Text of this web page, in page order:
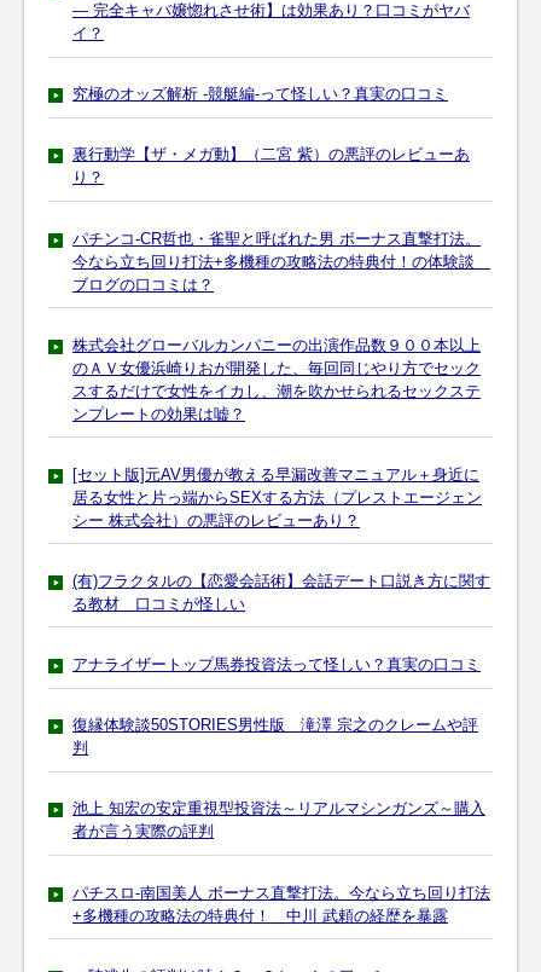
― 完全キャバ嬢惚れさせ術】は効果あり？口コミがヤバ
イ？
究極のオッズ解析 -競艇編-って怪しい？真実の口コミ
裏行動学【ザ・メガ動】（二宮 紫）の悪評のレビューあ
り？
パチンコ-CR哲也・雀聖と呼ばれた男 ボーナス直撃打法。
今なら立ち回り打法+多機種の攻略法の特典付！の体験談
ブログの口コミは？
株式会社グローバルカンパニーの出演作品数９００本以上
のＡＶ女優浜崎りおが開発した、毎回同じやり方でセック
スするだけで女性をイカし、潮を吹かせられるセックステ
ンプレートの効果は嘘？
[セット版]元AV男優が教える早漏改善マニュアル＋身近に
居る女性と片っ端からSEXする方法（プレストエージェン
シー 株式会社）の悪評のレビューあり？
(有)フラクタルの【恋愛会話術】会話デート口説き方に関す
る教材 口コミが怪しい
アナライザートップ馬券投資法って怪しい？真実の口コミ
復縁体験談50STORIES男性版 滝澤 宗之のクレームや評
判
池上 知宏の安定重視型投資法～リアルマシンガンズ～購入
者が言う実際の評判
パチスロ-南国美人 ボーナス直撃打法。今なら立ち回り打法
+多機種の攻略法の特典付！ 中川 武頼の経歴を暴露